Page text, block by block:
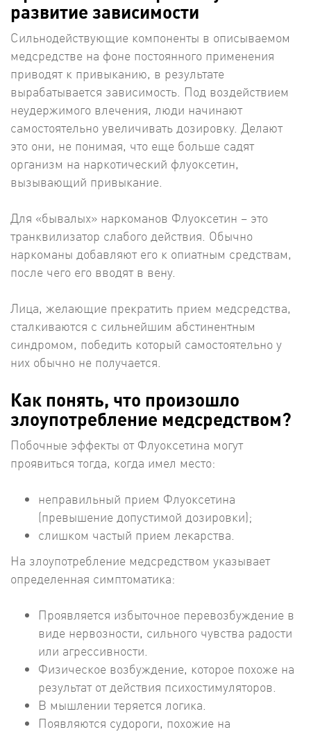
развитие зависимости
Сильнодействующие компоненты в описываемом
медсредстве на фоне постоянного применения
приводят к привыканию, в результате
вырабатывается зависимость. Под воздействием
неудержимого влечения, люди начинают
самостоятельно увеличивать дозировку. Делают
это они, не понимая, что еще больше садят
организм на наркотический флуоксетин,
вызывающий привыкание.
Для «бывалых» наркоманов Флуоксетин – это
транквилизатор слабого действия. Обычно
наркоманы добавляют его к опиатным средствам,
после чего его вводят в вену.
Лица, желающие прекратить прием медсредства,
сталкиваются с сильнейшим абстинентным
синдромом, победить который самостоятельно у
них обычно не получается.
Как понять, что произошло
злоупотребление медсредством?
Побочные эффекты от Флуоксетина могут
проявиться тогда, когда имел место:
неправильный прием Флуоксетина
(превышение допустимой дозировки);
слишком частый прием лекарства.
На злоупотребление медсредством указывает
определенная симптоматика:
Проявляется избыточное перевозбуждение в
виде нервозности, сильного чувства радости
или агрессивности.
Физическое возбуждение, которое похоже на
результат от действия психостимуляторов.
В мышлении теряется логика.
Появляются судороги, похожие на